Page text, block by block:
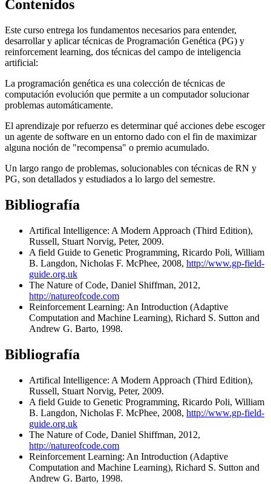
Contenidos
Este curso entrega los fundamentos necesarios para entender,
desarrollar y aplicar técnicas de Programación Genética (PG) y
reinforcement learning, dos técnicas del campo de inteligencia
artificial:
La programación genética es una colección de técnicas de
computación evolución que permite a un computador solucionar
problemas automáticamente.
El aprendizaje por refuerzo es determinar qué acciones debe escoger
un agente de software en un entorno dado con el fin de maximizar
alguna noción de "recompensa" o premio acumulado.
Un largo rango de problemas, solucionables con técnicas de RN y
PG, son detallados y estudiados a lo largo del semestre.
Bibliografía
Artifical Intelligence: A Modern Approach (Third Edition),
Russell, Stuart Norvig, Peter, 2009.
A field Guide to Genetic Programming, Ricardo Poli, William
B. Langdon, Nicholas F. McPhee, 2008, http://www.gp-field-
guide.org.uk
The Nature of Code, Daniel Shiffman, 2012,
http://natureofcode.com
Reinforcement Learning: An Introduction (Adaptive
Computation and Machine Learning), Richard S. Sutton and
Andrew G. Barto, 1998.
Bibliografía
Artifical Intelligence: A Modern Approach (Third Edition),
Russell, Stuart Norvig, Peter, 2009.
A field Guide to Genetic Programming, Ricardo Poli, William
B. Langdon, Nicholas F. McPhee, 2008, http://www.gp-field-
guide.org.uk
The Nature of Code, Daniel Shiffman, 2012,
http://natureofcode.com
Reinforcement Learning: An Introduction (Adaptive
Computation and Machine Learning), Richard S. Sutton and
Andrew G. Barto, 1998.